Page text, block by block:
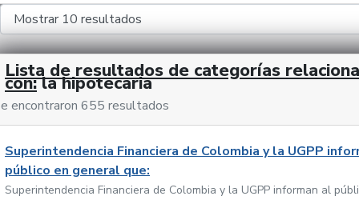
Lista de resultados de categorías
con: la hipotecaria
encontraron 655 resultados
Superintendencia Financiera de Colombia y la UGPP
público en general que:
Superintendencia Financiera de Colombia y la UGPP informan al